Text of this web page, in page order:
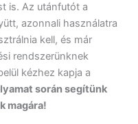
is. Az utánfutót a
azonnali használatra
kell, és már
rendszerünknek
kézhez kapja a
során segítünk
magára!